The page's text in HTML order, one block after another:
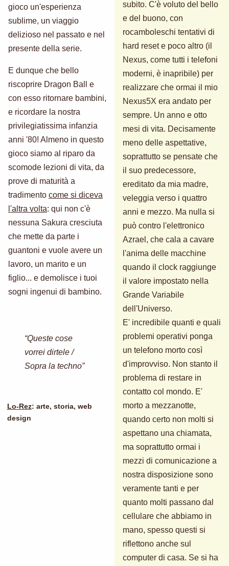
gioco un'esperienza
sublime, un viaggio
delizioso nel passato e nel
presente della serie.
E dunque che bello
riscoprire Dragon Ball e
con esso ritornare bambini,
e ricordare la nostra
privilegiatissima infanzia
anni '80! Almeno in questo
gioco siamo al riparo da
scomode lezioni di vita, da
prove di maturità a
tradimento come si diceva
l'altra volta: qui non c'è
nessuna Sakura cresciuta
che mette da parte i
guantoni e vuole avere un
lavoro, un marito e un
figlio... e demolisce i tuoi
sogni ingenui di bambino.
“Queste cose
vorrei dirtele /
Sopra la techno”
Lo-Rez: arte, storia, web
design
subito. C'è voluto del bello
e del buono, con
rocamboleschi tentativi di
hard reset e poco altro (il
Nexus, come tutti i telefoni
moderni, è inapribile) per
realizzare che ormai il mio
Nexus5X era andato per
sempre. Un anno e otto
mesi di vita. Decisamente
meno delle aspettative,
soprattutto se pensate che
il suo predecessore,
ereditato da mia madre,
veleggia verso i quattro
anni e mezzo. Ma nulla si
può contro l'elettronico
Azrael, che cala a cavare
l'anima delle macchine
quando il clock raggiunge
il valore impostato nella
Grande Variabile
dell'Universo.
E' incredibile quanti e quali
problemi operativi ponga
un telefono morto così
d'improvviso. Non stanto il
problema di restare in
contatto col mondo. E'
morto a mezzanotte,
quando certo non molti si
aspettano una chiamata,
ma soprattutto ormai i
mezzi di comunicazione a
nostra disposizione sono
veramente tanti e per
quanto molti passano dal
cellulare che abbiamo in
mano, spesso questi si
riflettono anche sul
computer di casa. Se si ha